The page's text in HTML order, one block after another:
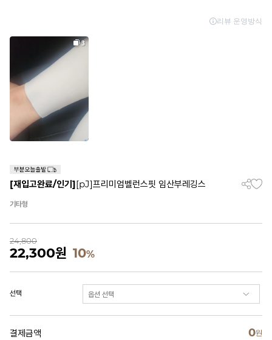
[재입고완료/인기][pJ]프리미엄벨런스핏 임산부레깅스
기타형
24,800
22,300원 10%
선택
결제금액 0원